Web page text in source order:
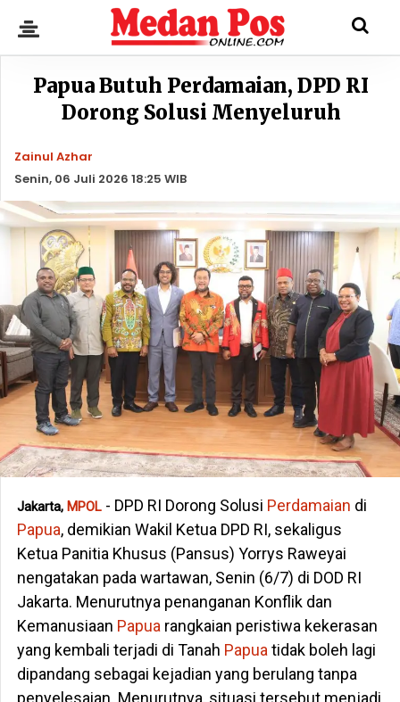
Papua Butuh Perdamaian, DPD RI
Dorong Solusi Menyeluruh
Zainul Azhar
Senin, 06 Juli 2026 18:25 WIB
Jakarta, MPOL- DPD RI Dorong Solusi Perdamaian di
Papua, demikian Wakil Ketua DPD RI, sekaligus
Ketua Panitia Khusus (Pansus) Yorrys Raweyai
nengatakan pada wartawan, Senin (6/7) di DOD RI
Jakarta. Menurutnya penanganan Konflik dan
Kemanusiaan Papuarangkaian peristiwa kekerasan
yang kembali terjadi di Tanah Papuatidak boleh lagi
dipandang sebagai kejadian yang berulang tanpa